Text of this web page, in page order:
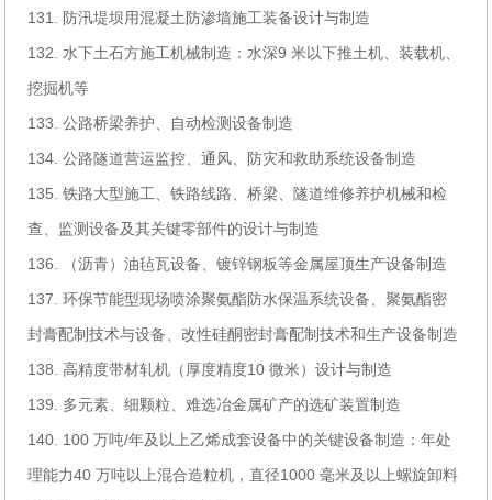
131. 防汛堤坝用混凝土防渗墙施工装备设计与制造
132. 水下土石方施工机械制造：水深9 米以下推土机、装载机、
挖掘机等
133. 公路桥梁养护、自动检测设备制造
134. 公路隧道营运监控、通风、防灾和救助系统设备制造
135. 铁路大型施工、铁路线路、桥梁、隧道维修养护机械和检
查、监测设备及其关键零部件的设计与制造
136. （沥青）油毡瓦设备、镀锌钢板等金属屋顶生产设备制造
137. 环保节能型现场喷涂聚氨酯防水保温系统设备、聚氨酯密
封膏配制技术与设备、改性硅酮密封膏配制技术和生产设备制造
138. 高精度带材轧机（厚度精度10 微米）设计与制造
139. 多元素、细颗粒、难选冶金属矿产的选矿装置制造
140. 100 万吨/年及以上乙烯成套设备中的关键设备制造：年处
理能力40 万吨以上混合造粒机，直径1000 毫米及以上螺旋卸料